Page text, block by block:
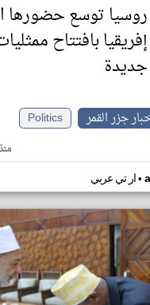
روسيا توسع حضورها
جديدة
جزر القمر
Politics
ار تي عربي•